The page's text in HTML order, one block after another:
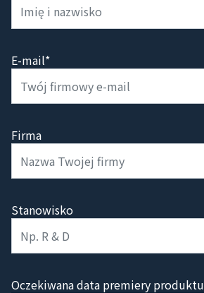
E-mail*
Firma
Stanowisko
Oczekiwana data premiery produktu